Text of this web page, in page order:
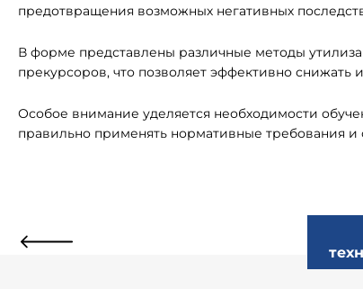
предотвращения возможных негативных
В форме представлены различные методы
прекурсоров, что позволяет эффективно
Особое внимание уделяется необходимости
правильно применять нормативные требования и